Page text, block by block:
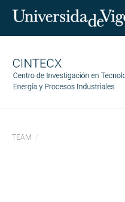
Investigación
TEAM